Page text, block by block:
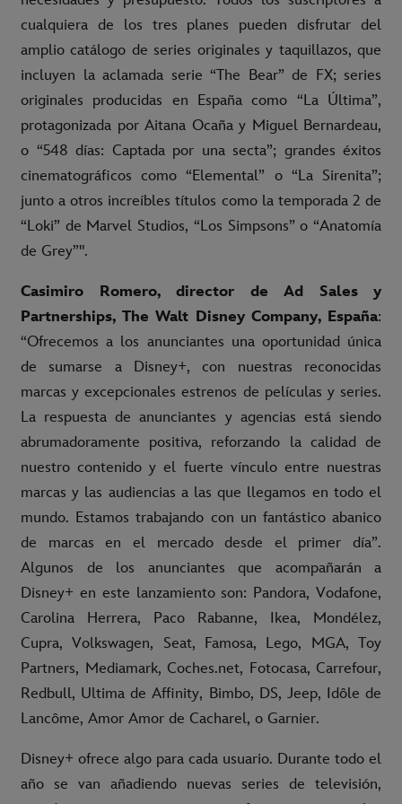
cualquiera de los tres planes pueden disfrutar del
amplio catálogo de series originales y taquillazos, que
incluyen la aclamada serie “The Bear” de FX; series
originales producidas en España como “La Última”,
protagonizada por Aitana Ocaña y Miguel Bernardeau,
o “548 días: Captada por una secta”; grandes éxitos
cinematográficos como “Elemental” o “La Sirenita”;
junto a otros increíbles títulos como la temporada 2 de
“Loki” de Marvel Studios, “Los Simpsons” o “Anatomía
de Grey”".
Casimiro Romero, director de Ad Sales y
Partnerships, The Walt Disney Company, España:
“Ofrecemos a los anunciantes una oportunidad única
de sumarse a Disney+, con nuestras reconocidas
marcas y excepcionales estrenos de películas y series.
La respuesta de anunciantes y agencias está siendo
abrumadoramente positiva, reforzando la calidad de
nuestro contenido y el fuerte vínculo entre nuestras
marcas y las audiencias a las que llegamos en todo el
mundo. Estamos trabajando con un fantástico abanico
de marcas en el mercado desde el primer día”.
Algunos de los anunciantes que acompañarán a
Disney+ en este lanzamiento son: Pandora, Vodafone,
Carolina Herrera, Paco Rabanne, Ikea, Mondélez,
Cupra, Volkswagen, Seat, Famosa, Lego, MGA, Toy
Partners, Mediamark, Coches.net, Fotocasa, Carrefour,
Redbull, Ultima de Affinity, Bimbo, DS, Jeep, Idôle de
Lancôme, Amor Amor de Cacharel, o Garnier.
Disney+ ofrece algo para cada usuario. Durante todo el
año se van añadiendo nuevas series de televisión,